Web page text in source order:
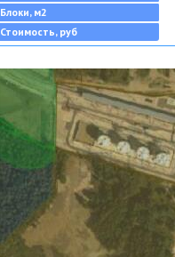
Блоки, м2
Стоимость, руб